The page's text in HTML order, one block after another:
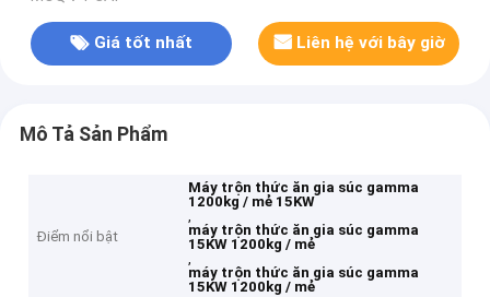
Giá tốt nhất Liên hệ với bây giờ
Mô Tả Sản Phẩm
Điểm nổi bật
Máy trộn thức ăn gia súc gamma
1200kg / mẻ 15KW
,
máy trộn thức ăn gia súc gamma
15KW 1200kg / mẻ
,
máy trộn thức ăn gia súc gamma
15KW 1200kg / mẻ